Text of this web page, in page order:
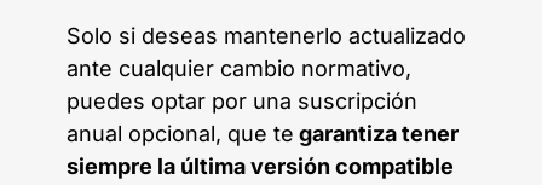
Solo si deseas mantenerlo actualizado
ante cualquier cambio normativo,
puedes optar por una suscripción
anual opcional, que te garantiza tener
siempre la última versión compatible